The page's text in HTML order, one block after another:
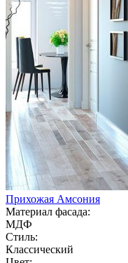
Прихожая Амсония
Материал фасада:
МДФ
Стиль:
Классический